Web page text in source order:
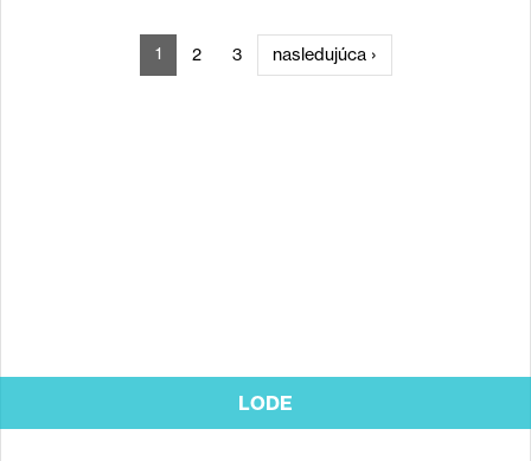
STRÁNKY
1 2 3 nasledujúca ›
LODE